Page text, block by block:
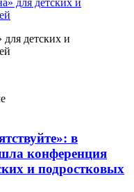
детских и
в
конференция
и подростковых